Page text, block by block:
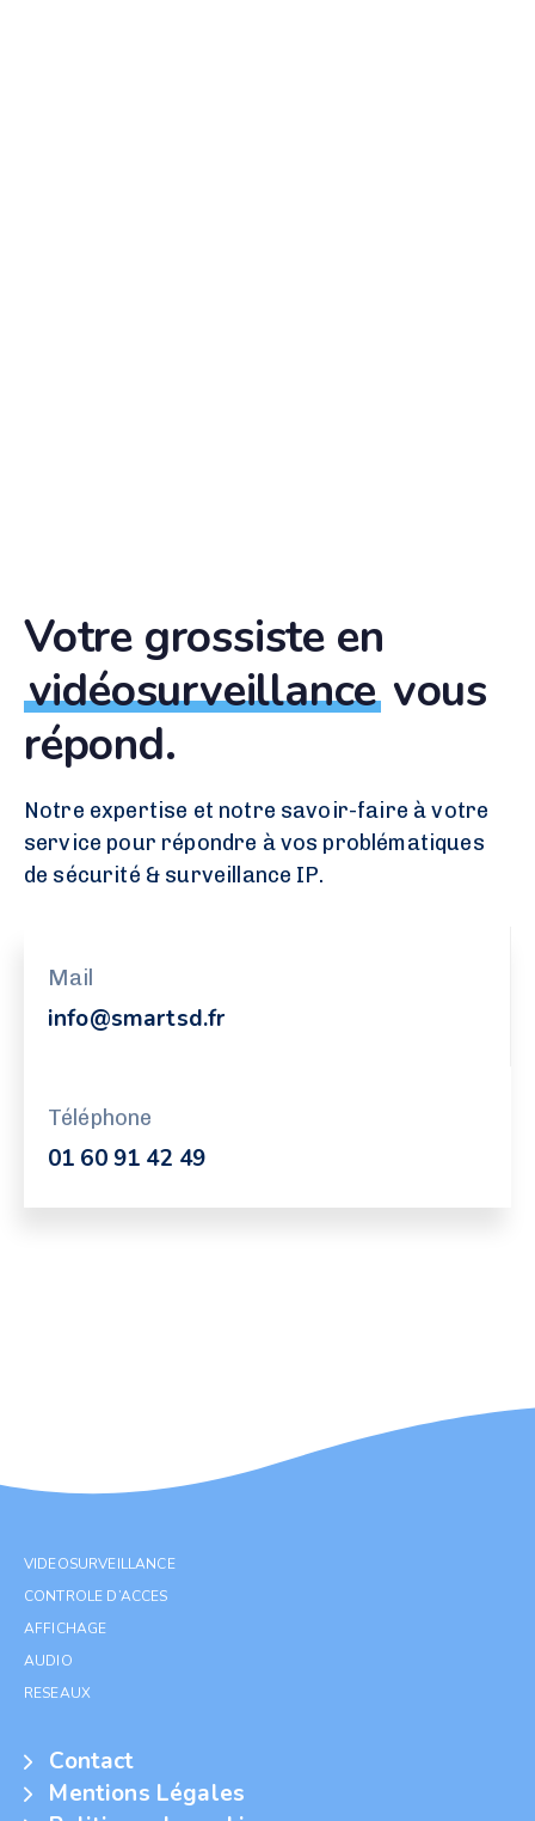
Votre grossiste en
vidéosurveillancevous
répond.
Notre expertise et notre savoir-faire à votre
service pour répondre à vos problématiques
de sécurité & surveillance IP.
Mail
info@smartsd.fr
Téléphone
01 60 91 42 49
VIDEOSURVEILLANCE
CONTROLE D’ACCES
AFFICHAGE
AUDIO
RESEAUX
Contact
Mentions Légales